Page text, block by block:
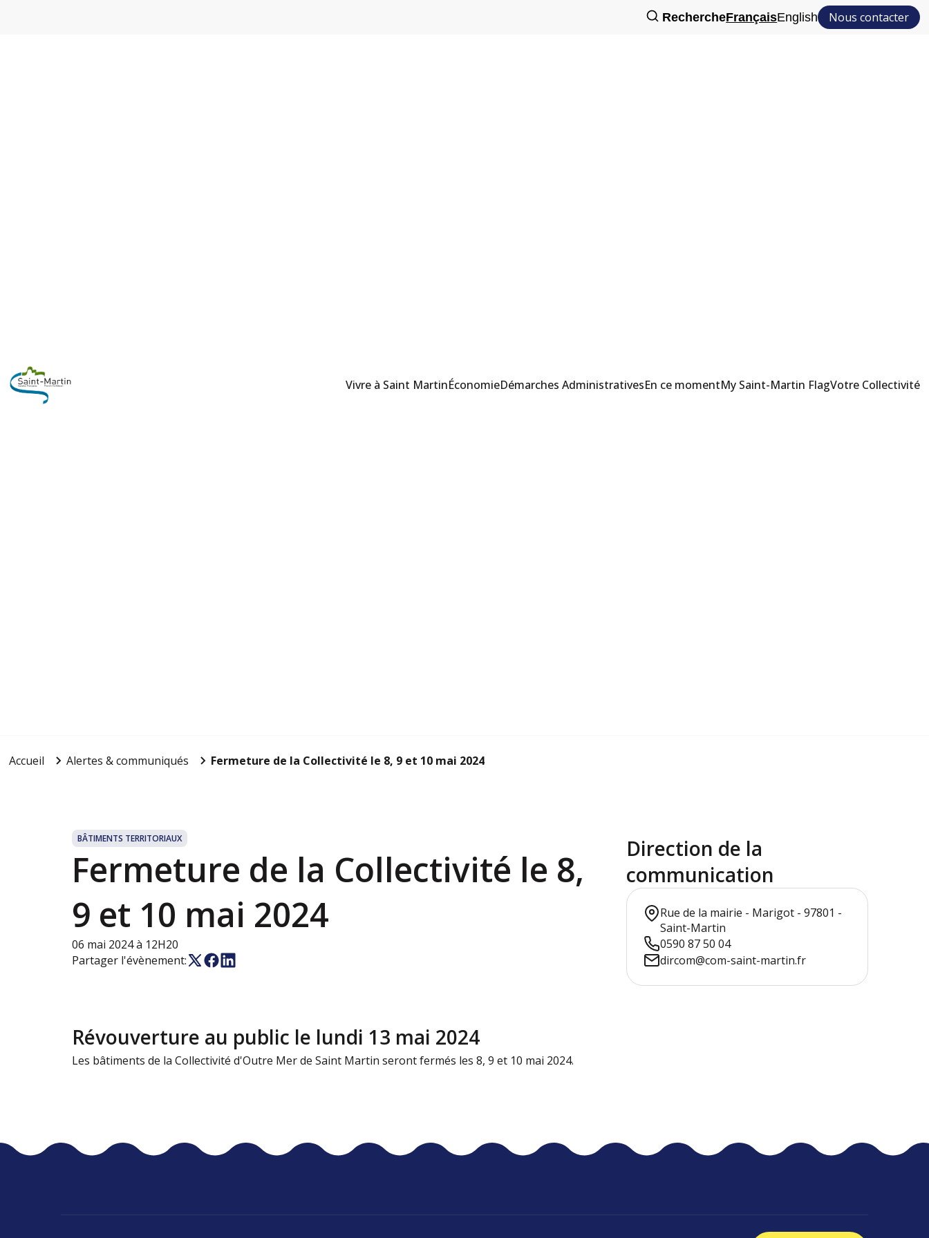
RechercheFrançaisEnglish Nous contacter
Vivre à Saint MartinÉconomieDémarches AdministrativesEn ce momentMy Saint-Martin FlagVotre Collectivité
Accueil Alertes & communiqués Fermeture de la Collectivité le 8, 9 et 10 mai 2024
BÂTIMENTS TERRITORIAUX
Fermeture de la Collectivité le 8,
9 et 10 mai 2024
06 mai 2024 à 12H20
Partager l'évènement:
Révouverture au public le lundi 13 mai 2024
Les bâtiments de la Collectivité d'Outre Mer de Saint Martin seront fermés les 8, 9 et 10 mai 2024.
Direction de la
communication
Rue de la mairie - Marigot - 97801 -
Saint-Martin
0590 87 50 04
dircom@com-saint-martin.fr